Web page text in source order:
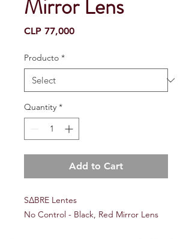
Mirror Lens
CLP 77,000Price
Producto *
Quantity *
Add to Cart
S∆BRE Lentes
No Control - Black, Red Mirror Lens